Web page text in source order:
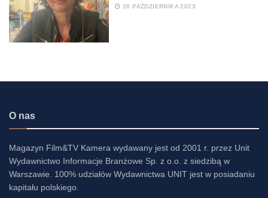
26 PAŹDZIERNIKA 2023
O nas
Magazyn Film&TV Kamera wydawany jest od 2001 r. przez Unit
Wydawnictwo Informacje Branżowe Sp. z o.o. z siedzibą w
Warszawie. 100% udziałów Wydawnictwa UNIT jest w posiadaniu
kapitału polskiego.